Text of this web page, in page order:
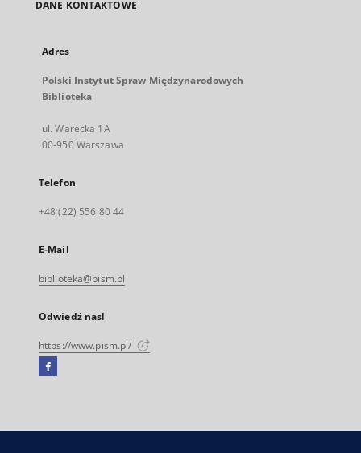
DANE KONTAKTOWE
Adres
Polski Instytut Spraw Międzynarodowych
Biblioteka
ul. Warecka 1A
00-950 Warszawa
Telefon
+48 (22) 556 80 44
E-Mail
biblioteka@pism.pl
Odwiedź nas!
https://www.pism.pl/
Facebook
się